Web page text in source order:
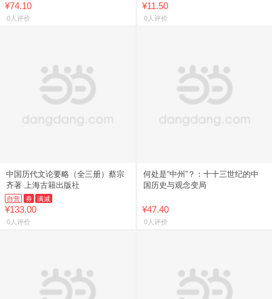
¥74.10
0人评价
¥11.50
0人评价
中国历代文论要略（全三册）蔡宗
齐著 上海古籍出版社
自营 券 满减
¥133.00
0人评价
何处是“中州”？：十十三世纪的中
国历史与观念变局
¥47.40
0人评价